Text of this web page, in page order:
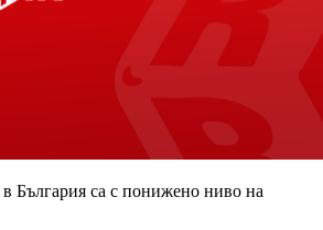
България са с понижено ниво на